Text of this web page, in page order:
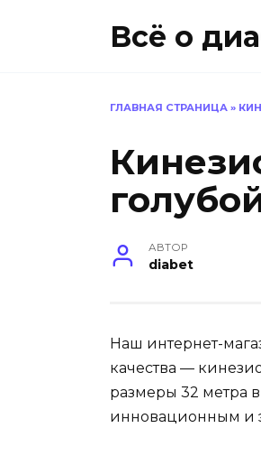
Всё о
ГЛАВНАЯ СТРАНИЦА »
АВТОР
diabet
Наш интернет-
качества —
размеры 32 метра
инновационным и